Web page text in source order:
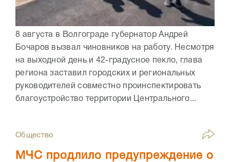
8 августа в Волгограде губернатор Андрей
Бочаров вызвал чиновников на работу. Несмотря
на выходной день и 42-градусное пекло, глава
региона заставил городских и региональных
руководителей совместно проинспектировать
благоустройство территории Центрального...
Общество
МЧС продлило предупреждение о